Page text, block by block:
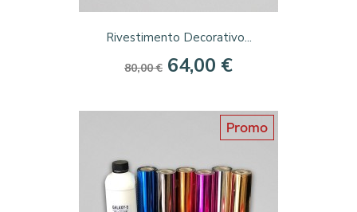
Rivestimento Decorativo...
80,00 € 64,00 €
Promo